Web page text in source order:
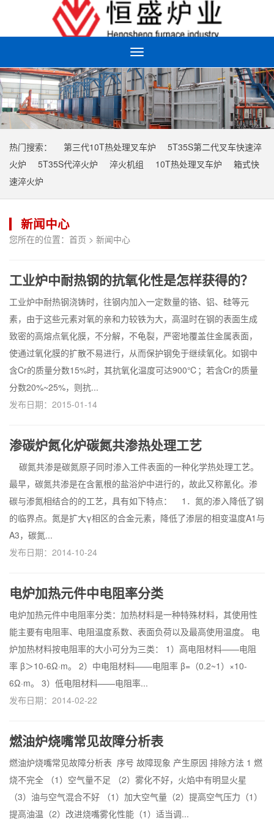
Toggle
navigation
热门搜索： 第三代10T热处理叉车炉
5T35S第二代叉车快速淬
火炉
5T35S代淬火炉 淬火机组 10T热处理叉车炉
箱式快
速淬火炉
新闻中心
您所在的位置： 首页 > 新闻中心
工业炉中耐热钢的抗氧化性是怎样获得的？
工业炉中耐热钢浇铸时，往钢内加入一定数量的铬、铝、硅等元
素，由于这些元素对氧的亲和力较铁为大，高温时在钢的表面生成
致密的高熔点氧化膜，不分解，不龟裂，严密地覆盖住金属表面，
使通过氧化膜的扩散不易进行，从而保护钢免于继续氧化。如钢中
含Cr的质量分数15%时，其抗氧化温度可达900℃；若含Cr的质量
分数20%~25%，则抗...
发布日期：2015-01-14
渗碳炉氮化炉碳氮共渗热处理工艺
碳氮共渗是碳氮原子同时渗入工件表面的一种化学热处理工艺。
最早，碳氮共渗是在含氰根的盐浴炉中进行的，故此又称氰化。渗
碳与渗氮相结合的的工艺，具有如下特点： 1．氮的渗入降低了钢
的临界点。氮是扩大γ相区的合金元素，降低了渗层的相变温度A1与
A3，碳氮...
发布日期：2014-10-24
电炉加热元件中电阻率分类
电炉加热元件中电阻率分类：加热材料是一种特殊材料，其使用性
能主要有电阻率、电阻温度系数、表面负荷以及最高使用温度。 电
炉加热材料按电阻率的大小可分为三类： 1）高电阻材料——电阻
率 β＞10-6Ω·m。 2）中电阻材料——电阻率 β=（0.2~1）×10-
6Ω·m。 3）低电阻材料——电阻率...
发布日期：2014-02-22
燃油炉烧嘴常见故障分析表
燃油炉烧嘴常见故障分析表 序号 故障现象 产生原因 排除方法 1 燃
烧不完全 （1）空气量不足 （2）雾化不好，火焰中有明显火星
（3）油与空气混合不好 （1）加大空气量（2）提高空气压力（1）
提高油温（2）改进烧嘴雾化性能（1）适当调...